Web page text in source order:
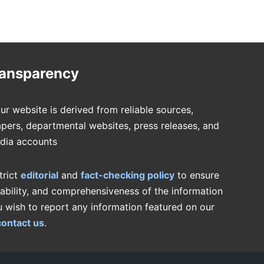
website is derived from reliable sources,
departmental websites, press releases, and
accounts
editorial and fact-checking policy to ensure
and comprehensiveness of the information
wish to report any information featured on our
us.